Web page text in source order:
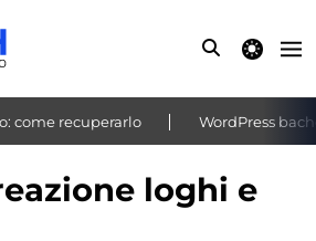
theme
recuperarlo WordPress
›
loghi e